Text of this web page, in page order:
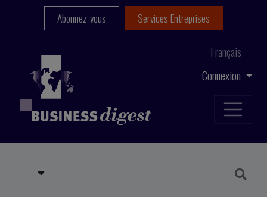
Connexion
Français
Abonnez-vous Services Entreprises